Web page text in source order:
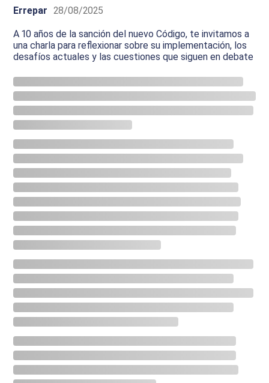
Errepar 28/08/2025
A 10 años de la sanción del nuevo Código, te invitamos a
una charla para reflexionar sobre su implementación, los
desafíos actuales y las cuestiones que siguen en debate